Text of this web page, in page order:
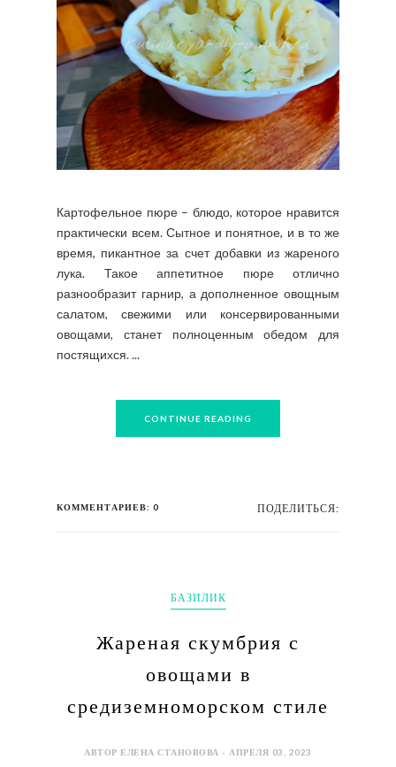
Картофельное пюре – блюдо, которое нравится
практически всем. Сытное и понятное, и в то же
время, пикантное за счет добавки из жареного
лука. Такое аппетитное пюре отлично
разнообразит гарнир, а дополненное овощным
салатом, свежими или консервированными
овощами, станет полноценным обедом для
постящихся. ...
CONTINUE READING
КОММЕНТАРИЕВ: 0 ПОДЕЛИТЬСЯ:
БАЗИЛИК
Жареная скумбрия с
овощами в
средиземноморском стиле
АВТОР ЕЛЕНА СТАНОВОВА - АПРЕЛЯ 03, 2023